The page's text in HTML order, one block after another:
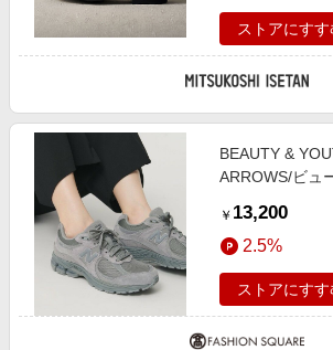
ストアにすす
BEAUTY &
ARROWS/ビュ
Balance＞
GRAY 22.5cm
￥ 13,200
2.5%
ストアにすす